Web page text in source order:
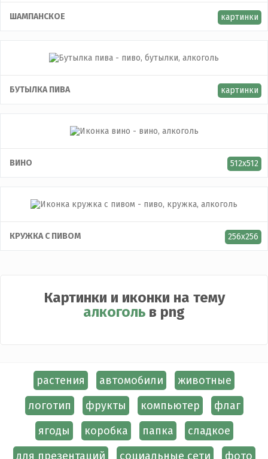
ШАМПАНСКОЕ картинки
БУТЫЛКА ПИВА картинки
ВИНО 512x512
КРУЖКА С ПИВОМ 256x256
Картинки и иконки на тему
алкоголь в png
растения автомобили
животные
логотип
фрукты компьютер
флаг
ягоды
коробка папка
сладкое
для презентаций
социальные сети фото